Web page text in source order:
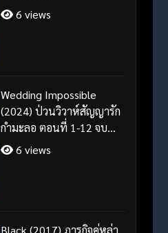
6 views
Wedding Impossible
(2024) ป่วนวิวาห์สัญญารัก
กำมะลอ ตอนที่ 1-12 จบ
พากย์ไทย/ซับไทย
6 views
Black (2017) ภารกิจคู่หูล่า